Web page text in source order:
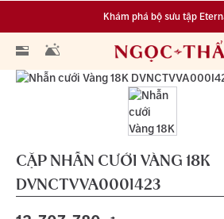
Khám phá bộ sưu tập
Đa dạng lựa chọn tích luỹ từ 0.1
CẶP NHẪN CƯỚI VÀNG 18K
DVNCTVVA000I423